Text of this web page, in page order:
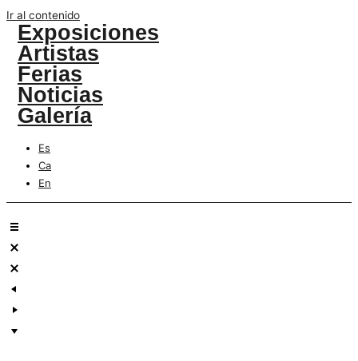
Ir al contenido
Exposiciones
Artistas
Ferias
Noticias
Galería
Es
Ca
En